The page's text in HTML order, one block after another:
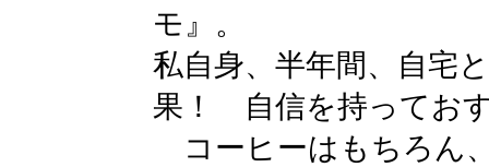
モ』。
私自身、半年間、自宅
果！ 自信を持ってお
コーヒーはもちろん